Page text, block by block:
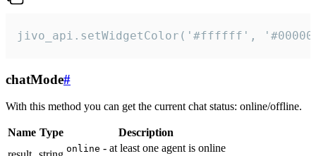
jivo_api.setWidgetColor('#ffffff',
chatMode#
With this method you can get the current chat status: online/offline.
Name Type
Description
online - at least one agent is online